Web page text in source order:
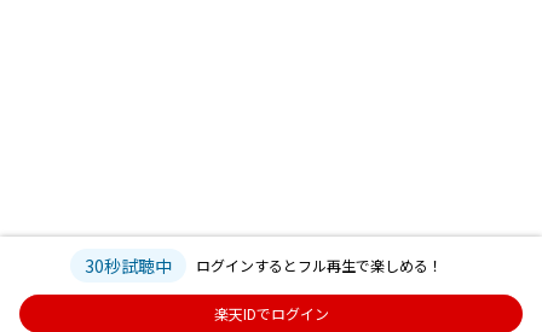
30秒試聴中 ログインするとフル再生で楽しめる！
楽天IDでログイン